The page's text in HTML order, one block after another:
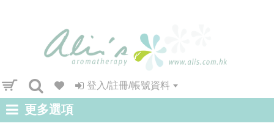
登入/註冊/帳號資料
更多選項